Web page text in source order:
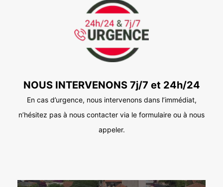
NOUS INTERVENONS 7j/7 et 24h/24
En cas d’urgence, nous intervenons dans l’immédiat,
n’hésitez pas à nous contacter via le formulaire ou à nous
appeler.